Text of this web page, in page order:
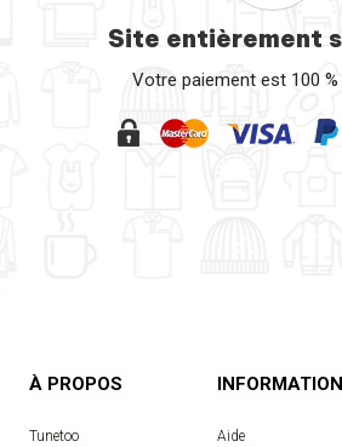
Site entièrement
Votre paiement est 100
À PROPOS
Tunetoo Aide